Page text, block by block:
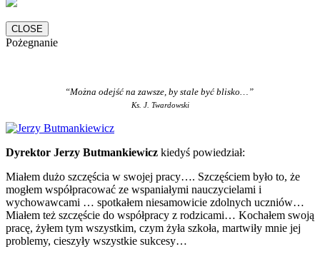
CLOSE
Pożegnanie
“Można odejść na zawsze, by stale być blisko…”
Ks. J. Twardowski
Dyrektor Jerzy Butmankiewicz kiedyś powiedział:
Miałem dużo szczęścia w swojej pracy…. Szczęściem było to, że
mogłem współpracować ze wspaniałymi nauczycielami i
wychowawcami … spotkałem niesamowicie zdolnych uczniów…
Miałem też szczęście do współpracy z rodzicami… Kochałem swoją
pracę, żyłem tym wszystkim, czym żyła szkoła, martwiły mnie jej
problemy, cieszyły wszystkie sukcesy…